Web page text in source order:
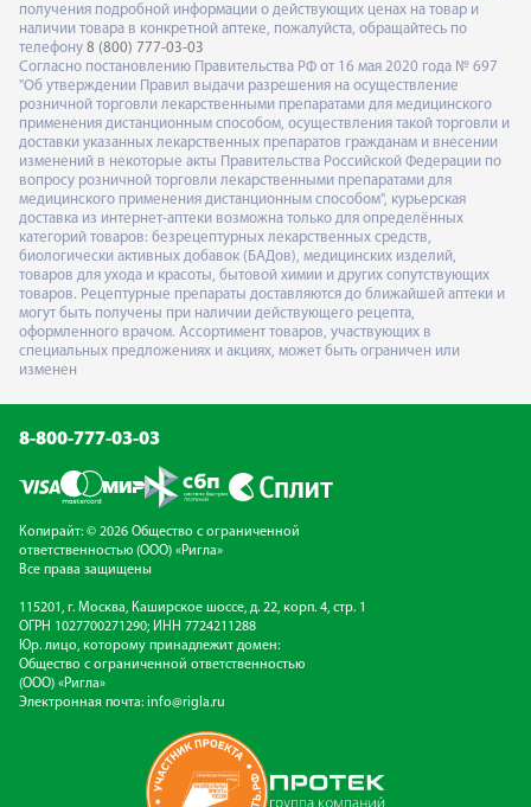
получения подробной информации о действующих ценах на товар и
наличии товара в конкретной аптеке, пожалуйста, обращайтесь по
телефону 8 (800) 777-03-03
Согласно постановлению Правительства РФ от 16 мая 2020 года № 697
"Об утверждении Правил выдачи разрешения на осуществление
розничной торговли лекарственными препаратами для медицинского
применения дистанционным способом, осуществления такой торговли и
доставки указанных лекарственных препаратов гражданам и внесении
изменений в некоторые акты Правительства Российской Федерации по
вопросу розничной торговли лекарственными препаратами для
медицинского применения дистанционным способом", курьерская
доставка из интернет-аптеки возможна только для определённых
категорий товаров: безрецептурных лекарственных средств,
биологически активных добавок (БАДов), медицинских изделий,
товаров для ухода и красоты, бытовой химии и других сопутствующих
товаров. Рецептурные препараты доставляются до ближайшей аптеки и
могут быть получены при наличии действующего рецепта,
оформленного врачом. Ассортимент товаров, участвующих в
специальных предложениях и акциях, может быть ограничен или
изменен
8-800-777-03-03
Копирайт: © 2026 Общество с ограниченной
ответственностью (ООО) «Ригла»
Все права защищены
115201, г. Москва, Каширское шоссе, д. 22, корп. 4, стр. 1
ОГРН 1027700271290; ИНН 7724211288
Юр. лицо, которому принадлежит домен:
Общество с ограниченной ответственностью
(ООО) «Ригла»
Электронная почта: info@rigla.ru